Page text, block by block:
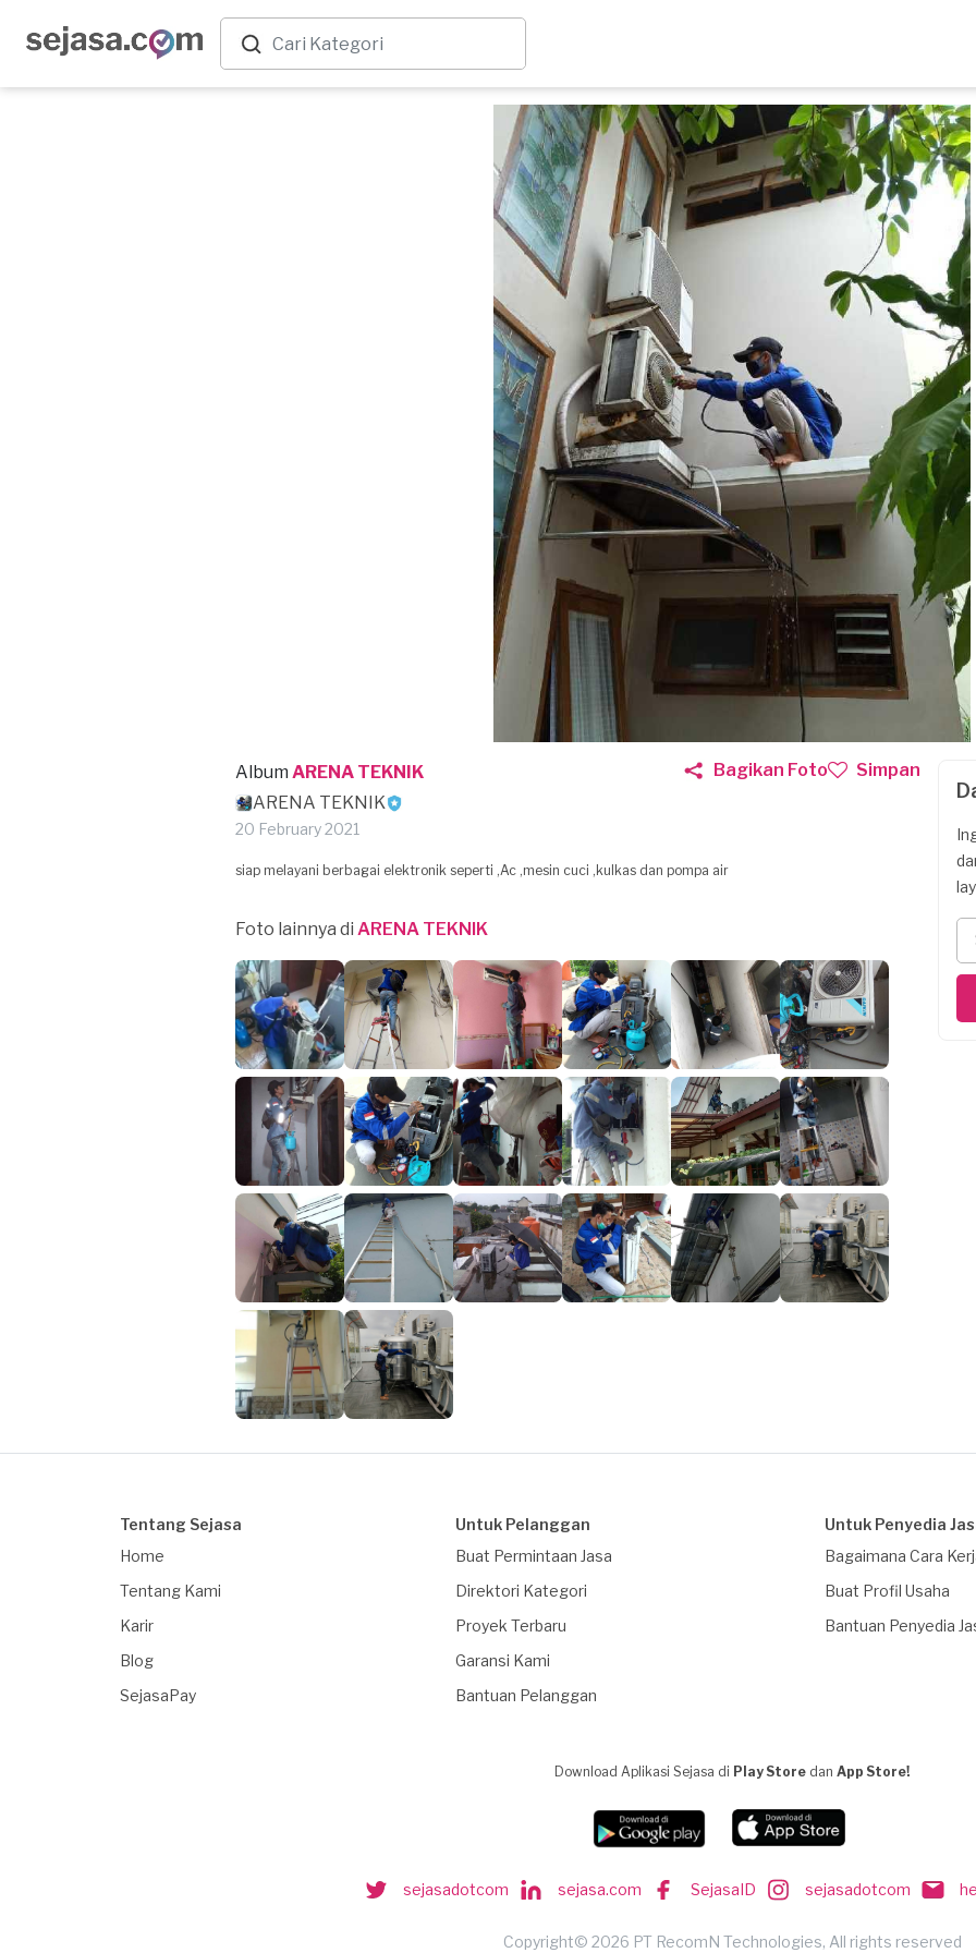
Album ARENA TEKNIK
ARENA TEKNIK
20 February 2021
Bagikan Foto Simpan
siap melayani berbagai elektronik seperti ,Ac ,mesin cuci ,kulkas dan pompa air
Foto lainnya di ARENA TEKNIK
Tentang Sejasa
Home
Tentang Kami
Karir
Blog
SejasaPay
Untuk Pelanggan
Buat Permintaan Jasa
Direktori Kategori
Proyek Terbaru
Garansi Kami
Bantuan Pelanggan
Untuk Penyedia
Bagaimana Cara
Buat Profil Usaha
Bantuan Penyedia
Download Aplikasi Sejasa di Play Store dan App Store!
sejasadotcom sejasa.com SejasaID sejasadotcom
Copyright© 2026 PT RecomN Technologies, All rights reserved